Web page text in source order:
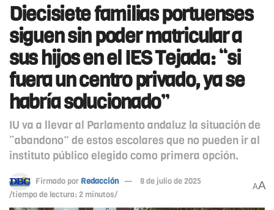
Diecisiete familias portuenses
siguen sin poder matricular a
sus hijos en el IES Tejada: “si
fuera un centro privado, ya se
habría solucionado”
IU va a llevar al Parlamento andaluz la situación de
“abandono” de estos escolares que no pueden ir al
instituto público elegido como primera opción.
Firmado por Redacción
8 de julio de 2025
/tiempo de lectura: 2 minutos/
AA